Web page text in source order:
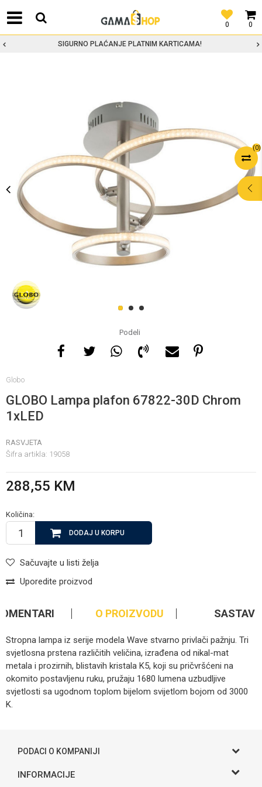
0
0
SIGURNO PLAĆANJE PLATNIM KARTICAMA!
(0)
1 2 3
Podeli
Globo
GLOBO Lampa plafon 67822-30D Chrom
1xLED
RASVJETA
Šifra artikla: 19058
288,55 KM
Količina:
DODAJ U KORPU
Sačuvajte u listi želja
Uporedite proizvod
POMOĆ PRI
KUPOVINI
i porudžbine
nedelje
O PROIZVODU SASTAV
Stropna lampa iz serije modela Wave stvarno privlači pažnju. Tri
svjetlosna prstena različitih veličina, izrađena od nikal-mat
metala i prozirnih, blistavih kristala K5, koji su pričvršćeni na
okomito postavljenu ruku, pružaju 1680 lumena uzbudljive
svjetlosti sa ugodnom toplom bijelom svijetlom bojom od 3000
K.
PODACI O KOMPANIJI
Gama S doo
INFORMACIJE